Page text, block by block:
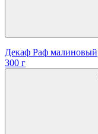
Декаф Раф малиновый
300 г